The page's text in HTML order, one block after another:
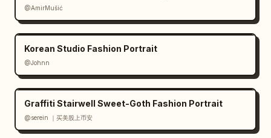
@AmirMušić
Korean Studio Fashion Portrait
@Johnn
Graffiti Stairwell Sweet-Goth Fashion Portrait
@serein ｜买美股上币安